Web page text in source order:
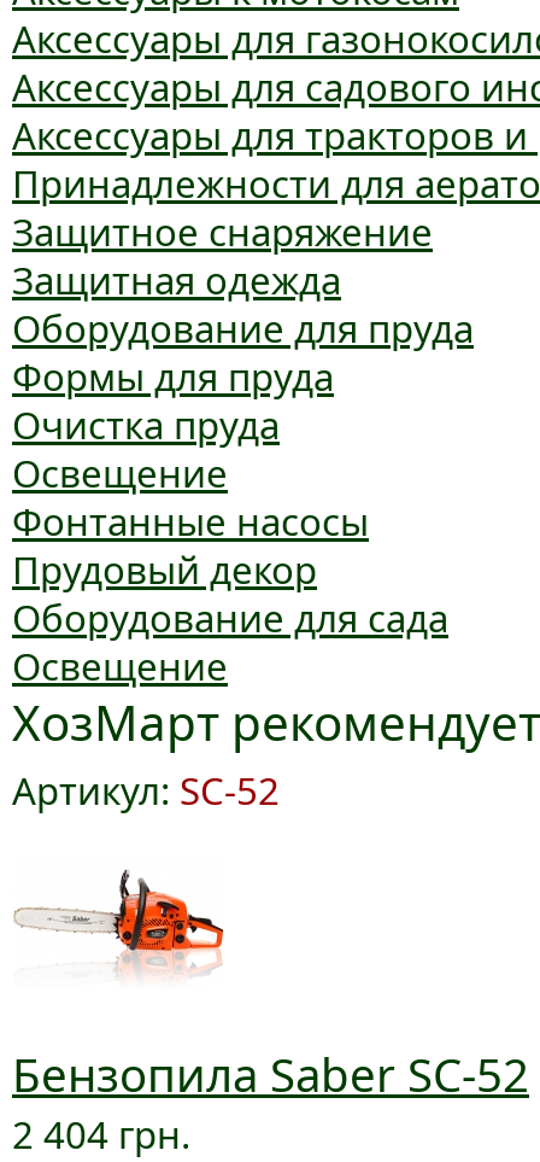
Аксессуары для
Аксессуары для садового
Аксессуары для тракторов
Принадлежности для
Защитное снаряжение
Защитная одежда
Оборудование для пруда
Формы для пруда
Очистка пруда
Освещение
Фонтанные насосы
Прудовый декор
Оборудование для сада
Освещение
ХозМарт рекомендует
Артикул: SC-52
Бензопила Saber SC-52
2 404 грн.